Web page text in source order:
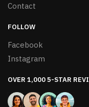
Contact
FOLLOW
Facebook
Instagram
OVER 1,000 5-STAR